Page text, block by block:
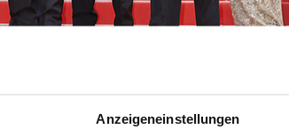
Anzeigeneinstellungen